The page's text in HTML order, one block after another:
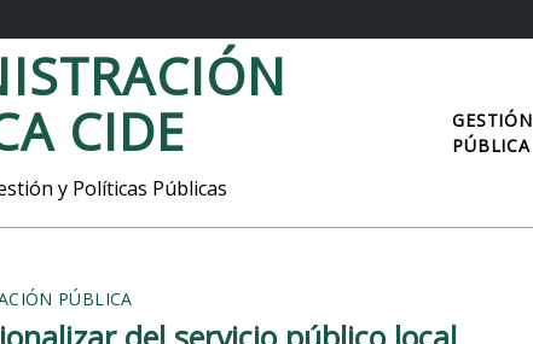
CIDE
y Políticas Públicas
GESTIÓN
PÚBLICA
PÚBLICA